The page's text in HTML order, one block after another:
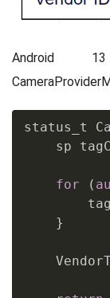
status_t
sp
for (
}